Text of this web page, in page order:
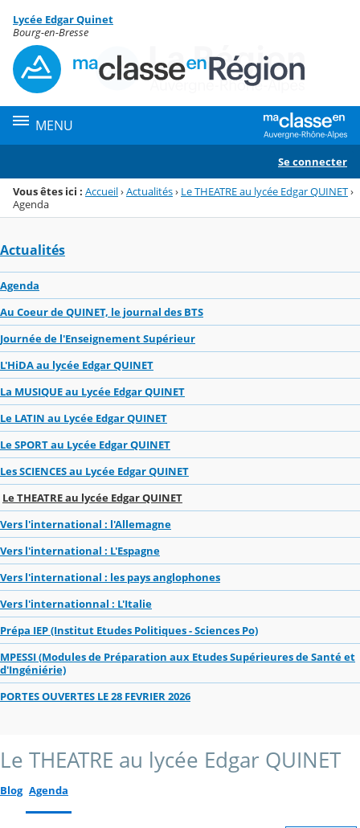
Menu de la rubrique
Contenu
Lycée Edgar Quinet
Bourg-en-Bresse
MENU
Se connecter
Vous êtes ici : Accueil›Actualités› Le THEATRE au lycée Edgar QUINET›
Agenda
Actualités
Agenda
Au Coeur de QUINET, le journal des BTS
Journée de l'Enseignement Supérieur
L'HiDA au lycée Edgar QUINET
La MUSIQUE au Lycée Edgar QUINET
Le LATIN au Lycée Edgar QUINET
Le SPORT au Lycée Edgar QUINET
Les SCIENCES au Lycée Edgar QUINET
Le THEATRE au lycée Edgar QUINET
Vers l'international : l'Allemagne
Vers l'international : L'Espagne
Vers l'international : les pays anglophones
Vers l'internationnal : L'Italie
Prépa IEP (Institut Etudes Politiques - Sciences Po)
MPESSI (Modules de Préparation aux Etudes Supérieures de Santé et
d'Ingéniérie)
PORTES OUVERTES LE 28 FEVRIER 2026
Le THEATRE au lycée Edgar QUINET
Blog Agenda